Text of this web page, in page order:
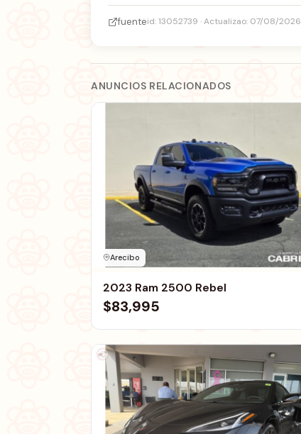
fuenteid: 13052739 · Actualizao: 07/08/2026
ANUNCIOS RELACIONADOS
Arecibo
2023 Ram 2500 Rebel
$83,995